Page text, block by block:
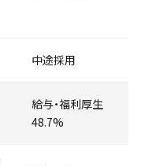
中途採用
給与・福利厚生
48.7%